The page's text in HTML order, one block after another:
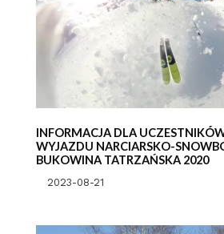
INFORMACJA DLA
WYJAZDU NARCIARSKO-
BUKOWINA TATRZAŃSKA 2020
2023-08-21